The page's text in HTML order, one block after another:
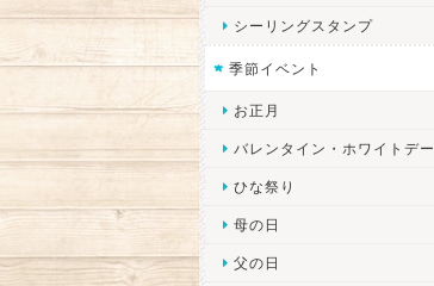
シーリングスタンプ
季節イベント
お正月
バレンタイン・ホワイトデー
ひな祭り
母の日
父の日